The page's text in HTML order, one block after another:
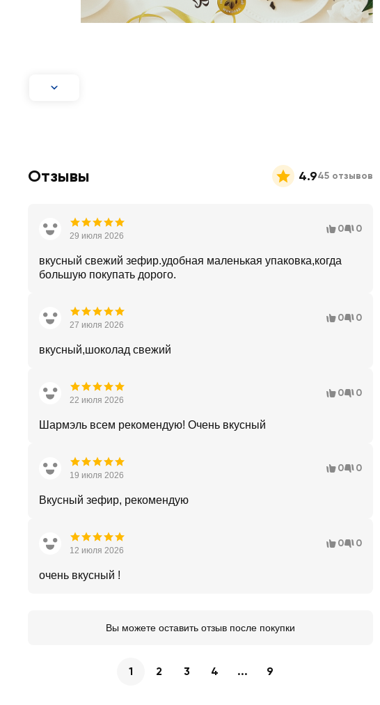
Отзывы 4.945 отзывов
29 июля 2026
0 0
вкусный свежий зефир.удобная маленькая упаковка,когда
большую покупать дорого.
27 июля 2026
0 0
вкусный,шоколад свежий
22 июля 2026
0 0
Шармэль всем рекомендую! Очень вкусный
19 июля 2026
0 0
Вкусный зефир, рекомендую
12 июля 2026
0 0
очень вкусный !
Вы можете оставить отзыв после покупки
1 2 3 4 ... 9